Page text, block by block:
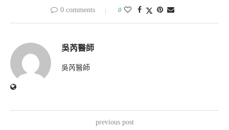
0 comments 0
吳芮醫師
吳芮醫師
previous post